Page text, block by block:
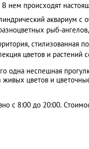
нем происходят
аквариум с
рыб-
стилизованная
цветов и растений
одна неспешная
цветов и
с 8:00 до 20:00.